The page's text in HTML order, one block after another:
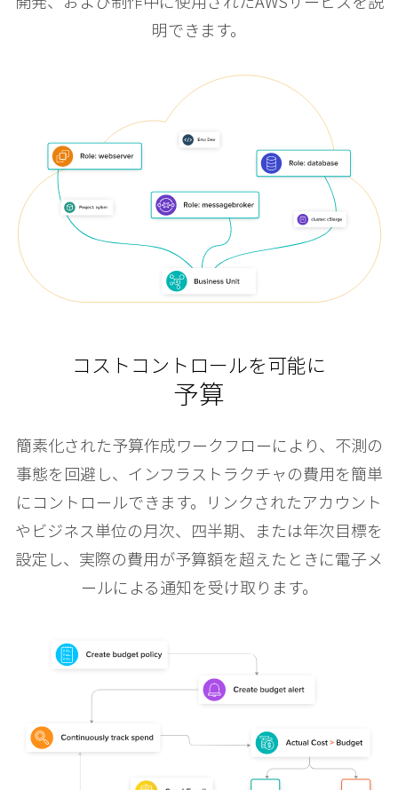
明できます。
コストコントロールを可能に
予算
簡素化された予算作成ワークフローにより、不測の
事態を回避し、インフラストラクチャの費用を簡単
にコントロールできます。リンクされたアカウント
やビジネス単位の月次、四半期、または年次目標を
設定し、実際の費用が予算額を超えたときに電子メ
ールによる通知を受け取ります。